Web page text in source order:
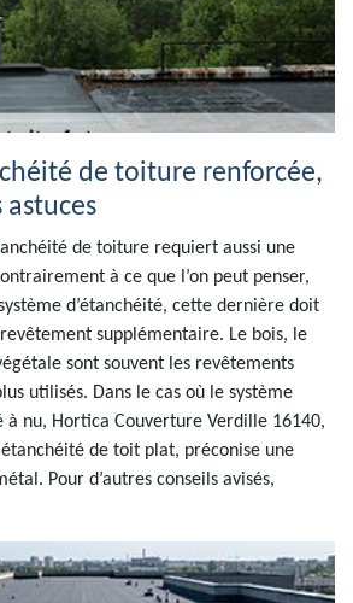
de toiture renforcée,
de toiture requiert aussi une
à ce que l’on peut penser,
d’étanchéité, cette dernière doit
supplémentaire. Le bois, le
sont souvent les revêtements
utilisés. Dans le cas où le système
à nu, Hortica Couverture Verdille 16140,
de toit plat, préconise une
Pour d’autres conseils avisés,